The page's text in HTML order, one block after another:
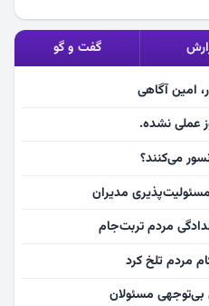
گفت و گو
امین آگاهی
عملی نشده.
می‌کنند؟
مدیران
مردم تربت‌جام
مردم تلخ کرد
بی‌توجهی مسئولان